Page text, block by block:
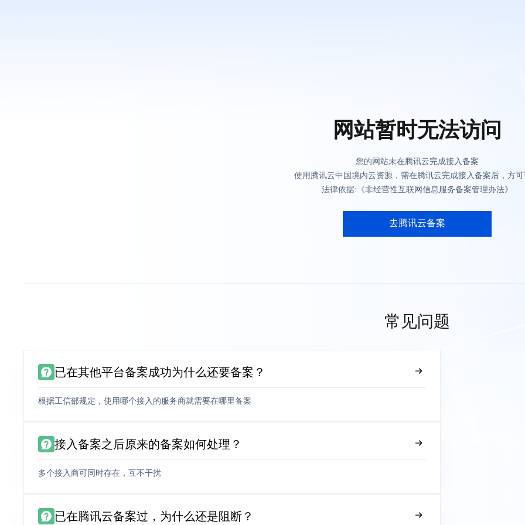
网站暂时无法访问
您的网站未在腾讯云完成接入备案
使用腾讯云中国境内云资源，需在腾讯云完成接入备案后，方
法律依据:《非经营性互联网信息服务备案管理办法》
去腾讯云备案
常见问题
已在其他平台备案成功为什么还要备案？
根据工信部规定，使用哪个接入的服务商就需要在哪里备案
接入备案之后原来的备案如何处理？
多个接入商可同时存在，互不干扰
已在腾讯云备案过，为什么还是阻断？